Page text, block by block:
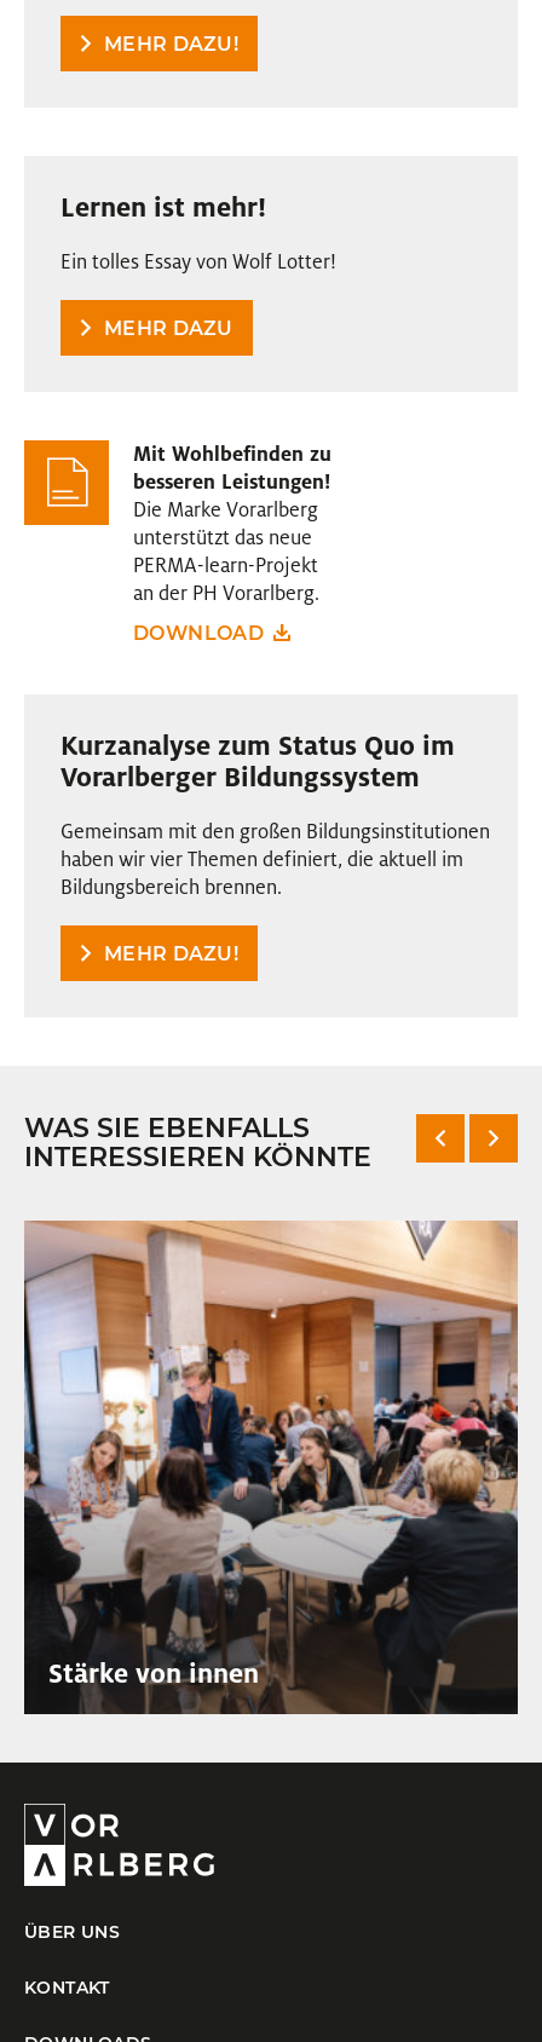
MEHR DAZU!
Lernen ist mehr!
Ein tolles Essay von Wolf Lotter!
MEHR DAZU
Mit Wohlbefinden zu
besseren Leistungen!
Die Marke Vorarlberg
unterstützt das neue
PERMA-learn-Projekt
an der PH Vorarlberg.
DOWNLOAD
Kurzanalyse zum Status Quo im
Vorarlberger Bildungssystem
Gemeinsam mit den großen Bildungsinstitutionen
haben wir vier Themen definiert, die aktuell im
Bildungsbereich brennen.
MEHR DAZU!
WAS SIE EBENFALLS
INTERESSIEREN KÖNNTE
Stärke von innen
ÜBER UNS
KONTAKT